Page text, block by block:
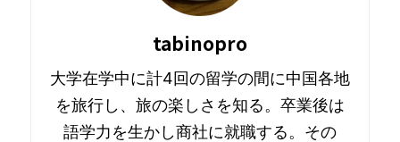
tabinopro
大学在学中に計4回の留学の間に中国各地
を旅行し、旅の楽しさを知る。卒業後は
語学力を生かし商社に就職する。その